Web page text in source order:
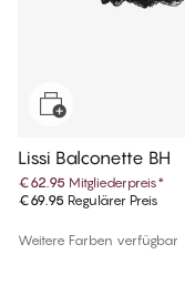
Lissi Balconette BH
€62.95 Mitgliederpreis*
€69.95 Regulärer Preis
Weitere Farben verfügbar